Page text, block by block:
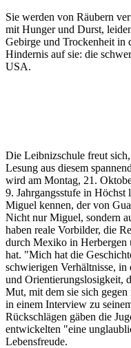
Sie werden von Räubern
mit Hunger und Durst,
Gebirge und Trockenheit in
Hindernis auf sie: die
USA.
Die Leibnizschule freut
Lesung aus diesem
wird am Montag, 21.
9. Jahrgangsstufe in Höchst
Miguel kennen, der von
Nicht nur Miguel, sondern
haben reale Vorbilder, die
durch Mexiko in Herbergen
hat. "Mich hat die
schwierigen Verhältnisse, in
und Orientierungslosigkeit,
Mut, mit dem sie sich
in einem Interview zu
Rückschlägen gäben die
entwickelten "eine
Lebensfreude.